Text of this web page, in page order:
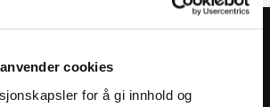
cookies
for å gi innhold og
om produkter,
og kampanjer.